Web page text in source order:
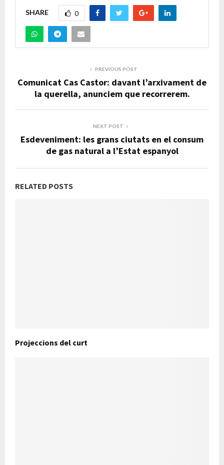
SHARE 0
PREVIOUS POST
Comunicat Cas Castor: davant l’arxivament de
la querella, anunciem que recorrerem.
NEXT POST
Esdeveniment: les grans ciutats en el consum
de gas natural a l’Estat espanyol
RELATED POSTS
Projeccions del curt